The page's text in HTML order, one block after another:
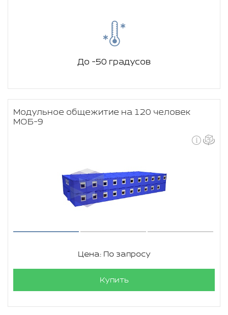
До -50 градусов
Модульное общежитие на 120 человек
МОБ-9
Цена: По запросу
Купить